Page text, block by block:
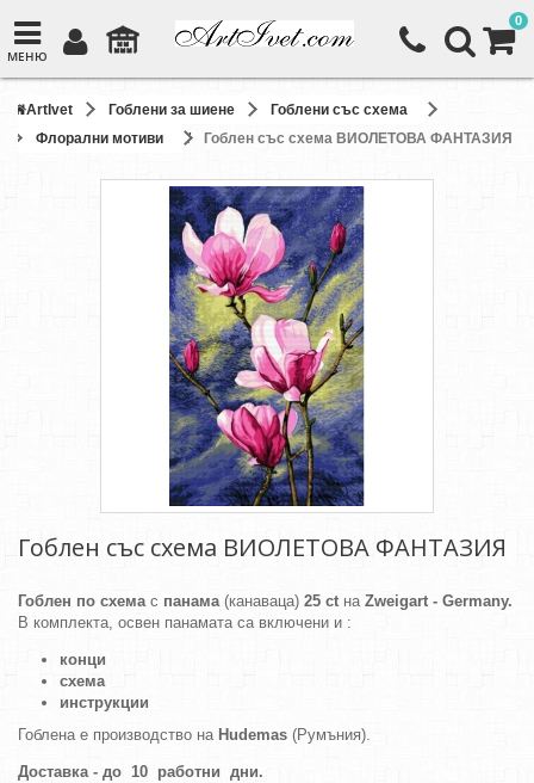
МЕНЮ
0
ArtIvet Гоблени за шиене
Гоблени със схема
Флорални мотиви
Гоблен със схема ВИОЛЕТОВА ФАНТАЗИЯ
Гоблен със схема ВИОЛЕТОВА ФАНТАЗИЯ
Гоблен по схемас панама(канаваца) 25 ctна Zweigart - Germany.
В комплекта, освен панамата са включени и :
конци
схема
инструкции
Гоблена е производство на Hudemas (Румъния).
Доставка - до 10 работни дни.